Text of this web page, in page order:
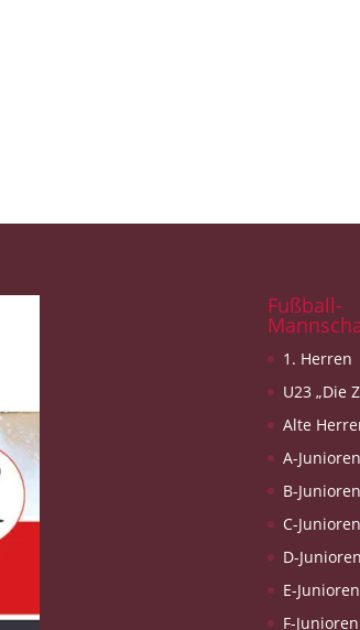
Fußball-
1. Herren
U23 „Die
Alte
A-
B-
C-
D-
E-
F-